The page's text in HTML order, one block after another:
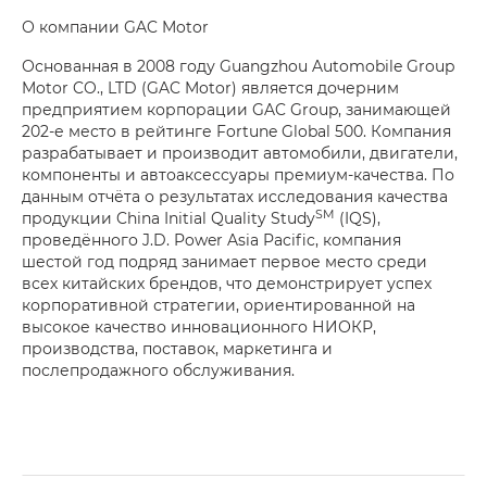
О компании GAC Motor
Основанная в 2008 году Guangzhou Automobile Group
Motor CO., LTD (GAC Motor) является дочерним
предприятием корпорации GAC Group, занимающей
202-е место в рейтинге Fortune Global 500. Компания
разрабатывает и производит автомобили, двигатели,
компоненты и автоаксессуары премиум-качества. По
данным отчёта о результатах исследования качества
продукции China Initial Quality StudySM (IQS),
проведённого J.D. Power Asia Pacific, компания
шестой год подряд занимает первое место среди
всех китайских брендов, что демонстрирует успех
корпоративной стратегии, ориентированной на
высокое качество инновационного НИОКР,
производства, поставок, маркетинга и
послепродажного обслуживания.